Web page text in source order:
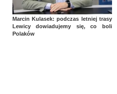
Marcin Kulasek: podczas letniej trasy
Lewicy dowiadujemy się, co boli
Polaków